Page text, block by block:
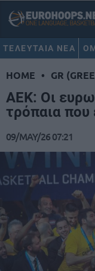
ΤΕΛΕΥΤΑΙΑ ΝΕΑ
HOME • GR
ΑΕΚ: Οι
τρόπαια που
09/MAY/26 07:21